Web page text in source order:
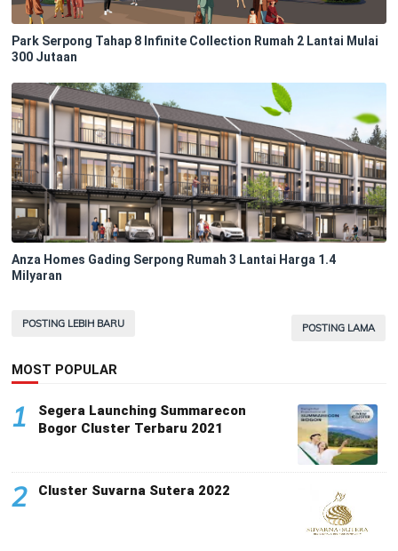
Park Serpong Tahap 8 Infinite Collection Rumah 2 Lantai Mulai
300 Jutaan
Anza Homes Gading Serpong Rumah 3 Lantai Harga 1.4
Milyaran
POSTING LEBIH BARU POSTING LAMA
MOST POPULAR
1
Segera Launching Summarecon
Bogor Cluster Terbaru 2021
2 Cluster Suvarna Sutera 2022